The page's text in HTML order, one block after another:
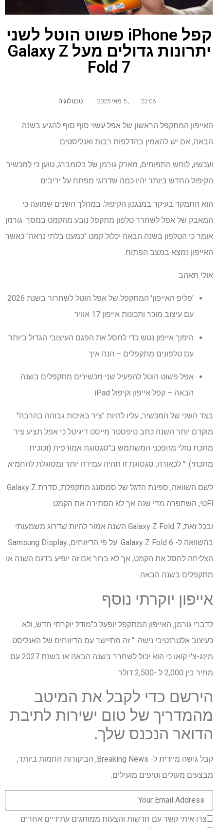
קפל iPhone פשוט הוטל לשני
יתרונות גדולים מעל Galaxy Z
Fold 7
22:06 טכנולוגיה
האייפון המתקפל הראשון של אפל עשוי סוף סוף להגיע בשנה
הבאה, אם יש להאמין בהדלפות רבות ואנליסטים.
ועכשיו, לוחש התפוחים, מארק גורמן של בלומברג, טוען כי למכשיר
הקיפול החדש ביותר יהיו כמה שדרוגי מפתח על יריבים.
הוא התמקד בעיקר במנגנון הקיפול. במהלך השנים שמועה כי
המאבק של אפל לשחרר טלפון מתקפל נובע מהקמט במסך. גורמן
אומר כי הטלפון בשנה הבאה יכלול קמט "כמעט בלתי נראה" כאשר
האייפון נמצא במצב הפתוח.
אולי תאהב
'פליפ האייפון' המתקפל של אפל הוטל לשחרור בשנת 2026
עם עיצוב מוכר ותכונות אייפון 17 אוויר
היפוך אייפון נטש כדי לחסל את הפגם העיצובי הגדול ביותר
עם טלפונים מתקפלים – הנה איך
אפל פשוט הוטל להפעיל שני מכשירים מתקפלים בשנה
הבאה – קפל אייפון וקיפול iPad
בצד השני של המכשיר, עליו להיות "ציר באיכות גבוהה בהרבה".
מוקדם יותר השנה כתב טיפסטר מייסט דיגיטל כי אפל תציע ציר
מתכת נוזלי מהפכני המשתמש ב"סגסוגת אמורפית (זכוכית
מתכתי). " לכאורה, סגסוגת זו תהיה עמידה יותר ומסוגלת להחמיא.
לשם השוואה, ספינת הדגל של סמסונג מתקפלת, סדרת Galaxy Z
Flטי, השתפרה מדי שנה אך לא הסתירה את הקמט.
ובכל זאת, Galaxy Z Fold 7 השנה אמור להיות שדרוג משמעותי
בהשוואה ל- Galaxy Z Fold 6. על פי הדיווחים, Samsung Display
הצליחה לחסל את הקמט, אך לא ברור אם זה יופיע בדגם השנה או
מתקפלים בשנה הבאה.
אייפון יוקרתי נוסף
לדברי גורמן, האייפון המתקפל יופעל כ"מודל יוקרתי חדש, ולא
כעיצוב אלטרנטיבי נישה. " זה מתיישר עם הדיווחים של האנליסט
מינג-צ'י קואו כי הוא יכול לשחרר בשנה הבאה או בשנת 2027 עם
מחיר בין 2,000 ל -2,500 דולר.
הירשם כדי לקבל את המיטב
מהמדריך של טום ישירות לתיבת
הדואר הנכנס שלך.
קבל גישה מיידית ל- Breaking News, הביקורות החמות ביותר,
מבצעים מעולים וטיפים מועילים.
צרו איתי קשר עם חדשות והצעות ממותגים עתידיים אחרים